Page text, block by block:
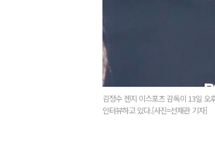
김정수 젠지 이스포츠 감독이 13일 오
인터뷰하고 있다.[사진=선재관 기자]